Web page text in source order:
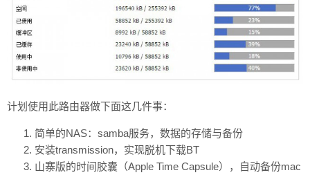
计划使用此路由器做下面这几件事：
简单的NAS：samba服务，数据的存储与备份
安装transmission，实现脱机下载BT
山寨版的时间胶囊（Apple Time Capsule），自动备份mac